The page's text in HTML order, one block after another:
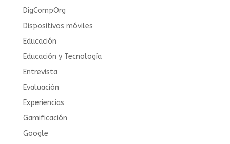
DigCompOrg
Dispositivos móviles
Educación
Educación y Tecnología
Entrevista
Evaluación
Experiencias
Gamificación
Google